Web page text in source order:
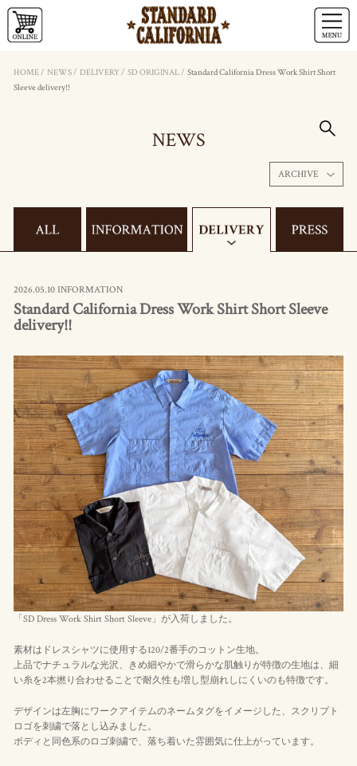
HOME/ NEWS/ DELIVERY / SD ORIGINAL/ Standard California Dress Work Shirt Short
Sleeve delivery!!
NEWS
ARCHIVE
2026.05.10 INFORMATION
Standard California Dress Work Shirt Short Sleeve
delivery!!
「SD Dress Work Shirt Short Sleeve」が入荷しました。
素材はドレスシャツに使用する120/2番手のコットン生地。
上品でナチュラルな光沢、きめ細やかで滑らかな肌触りが特徴の生地は、細
い糸を2本撚り合わせることで耐久性も増し型崩れしにくいのも特徴です。
デザインは左胸にワークアイテムのネームタグをイメージした、スクリプト
ロゴを刺繍で落とし込みました。
ボディと同色系のロゴ刺繍で、落ち着いた雰囲気に仕上がっています。